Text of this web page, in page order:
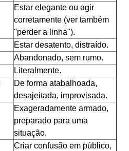
Estar elegante ou agir
corretamente (ver também
"perder a linha").
Estar desatento, distraído.
Abandonado, sem rumo.
Literalmente.
De forma atabalhoada,
desajeitada, improvisada.
Exageradamente armado,
preparado para uma
situação.
Criar confusão em público,